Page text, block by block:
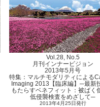
Vol.28, No.5
月刊インナービジョン
2013年5月号
特集：マルチモダリティによる
Imaging 2013【臨床編】─最新
もたらすベネフィット：被ばく
低侵襲検査をめざして─
2013年4月25日発行